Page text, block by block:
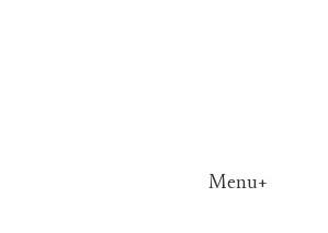
Menu+